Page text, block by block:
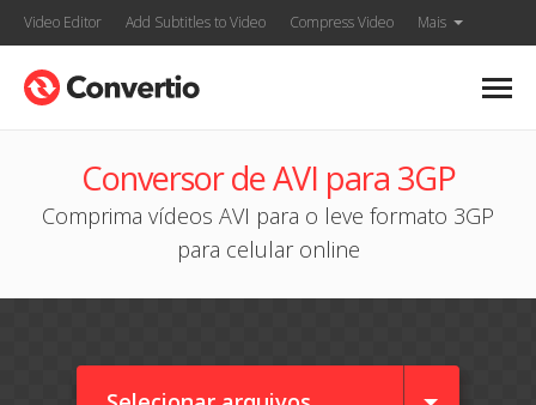
Video Editor Add Subtitles to Video Compress Video Mais
Conversor de AVI para 3GP
Comprima vídeos AVI para o leve formato 3GP
para celular online